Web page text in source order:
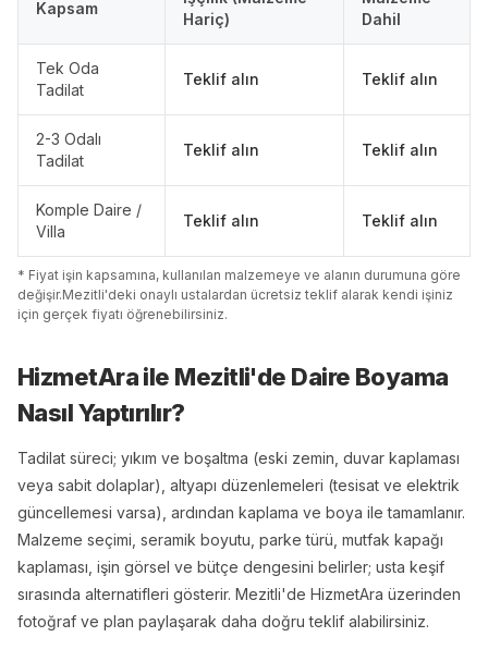
Kapsam
Hariç)
Dahil
Tek Oda
Tadilat
Teklif alın Teklif alın
2-3 Odalı
Tadilat
Teklif alın Teklif alın
Komple Daire /
Villa
Teklif alın Teklif alın
* Fiyat işin kapsamına, kullanılan malzemeye ve alanın durumuna göre
değişir.Mezitli'deki onaylı ustalardan ücretsiz teklif alarak kendi işiniz
için gerçek fiyatı öğrenebilirsiniz.
HizmetAra ile Mezitli'de Daire Boyama
Nasıl Yaptırılır?
Tadilat süreci; yıkım ve boşaltma (eski zemin, duvar kaplaması
veya sabit dolaplar), altyapı düzenlemeleri (tesisat ve elektrik
güncellemesi varsa), ardından kaplama ve boya ile tamamlanır.
Malzeme seçimi, seramik boyutu, parke türü, mutfak kapağı
kaplaması, işin görsel ve bütçe dengesini belirler; usta keşif
sırasında alternatifleri gösterir. Mezitli'de HizmetAra üzerinden
fotoğraf ve plan paylaşarak daha doğru teklif alabilirsiniz.